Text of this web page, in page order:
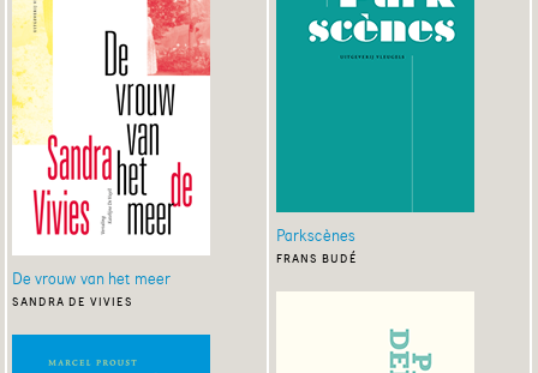
De vrouw van het meer
sandra de vivies
Parkscènes
frans budé